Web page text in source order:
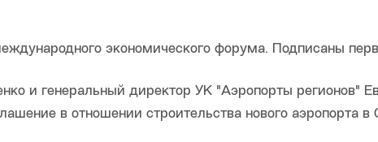
экономического форума. Подписаны
и генеральный директор УК "Аэропорты регионов"
в отношении строительства нового аэропорта в